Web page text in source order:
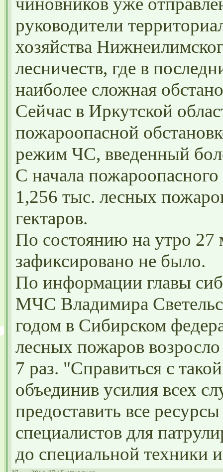
руководители
хозяйства
лесничеств, где в
наиболее сложная
Сейчас в Иркутской
пожароопасной
режим ЧС, введенный
С начала
1,256 тыс. лесных
гектаров.
По состоянию на утро 27
зафиксировано не было.
По информации главы
МЧС Владимира
годом в Сибирском
лесных пожаров
7 раз. "Справиться с
объединив усилия всех
предоставить все
специалистов для
до специальной техники